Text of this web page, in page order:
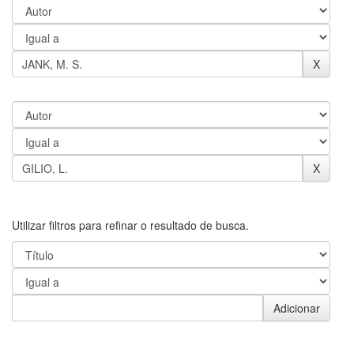
Utilizar filtros para refinar o resultado de busca.